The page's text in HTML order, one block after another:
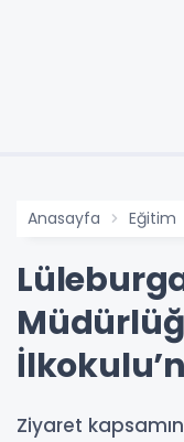
Anasayfa Eğitim
Ziyaret